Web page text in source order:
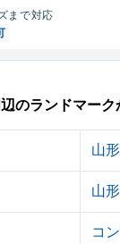
まで対応
辺のランドマーク
山
山
コ